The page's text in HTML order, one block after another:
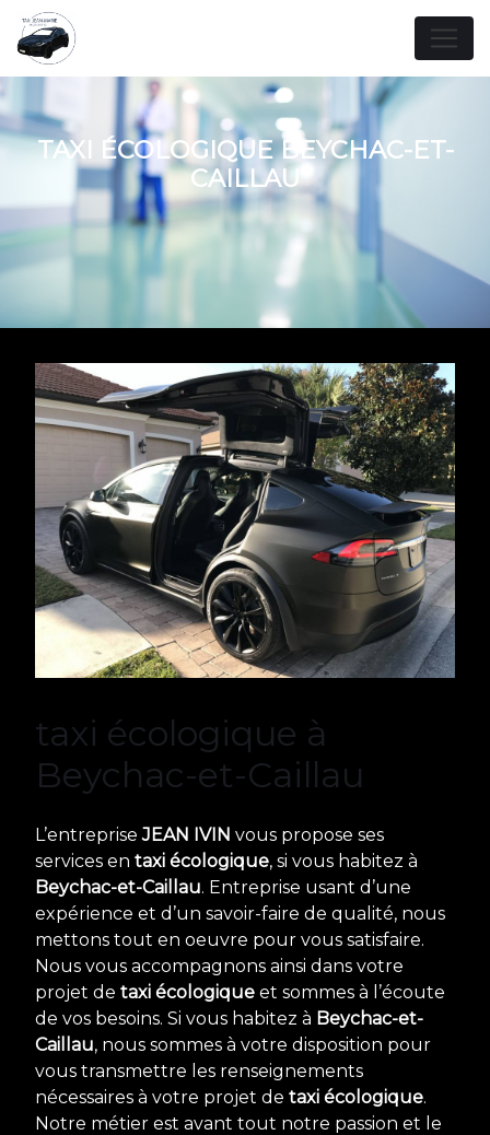
TAXI ÉCOLOGIQUE BEYCHAC-ET-
CAILLAU
taxi écologique à
Beychac-et-Caillau
L’entrepriseJEAN IVIN vous propose ses
services en taxi écologique, si vous habitez à
Beychac-et-Caillau. Entreprise usant d’une
expérience et d’un savoir-faire de qualité, nous
mettons tout en oeuvre pour vous satisfaire.
Nous vous accompagnons ainsi dans votre
projet de taxi écologique et sommes à l’écoute
de vos besoins. Si vous habitez à Beychac-et-
Caillau, nous sommes à votre disposition pour
vous transmettre les renseignements
nécessaires à votre projet de taxi écologique.
Notre métier est avant tout notre passion et le
Panneau de gestion des cookies